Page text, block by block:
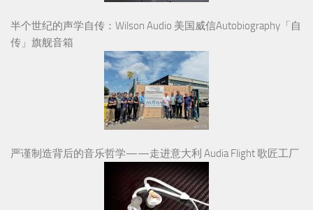
半个世纪的声学自传：Wilson Audio 美国威信Autobiography「自
传」旗舰音箱
严谨制造背后的音乐哲学——走进意大利 Audia Flight 歌匠工厂